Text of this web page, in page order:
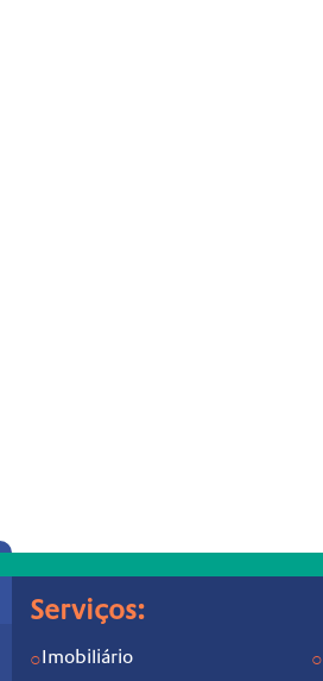
Serviços:
○Imobiliário ○